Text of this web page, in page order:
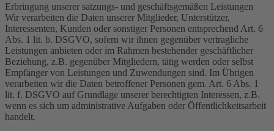
Erbringung unserer satzungs- und geschäftsgemäßen Leistungen
Wir verarbeiten die Daten unserer Mitglieder, Unterstützer,
Interessenten, Kunden oder sonstiger Personen entsprechend Art. 6
Abs. 1 lit. b. DSGVO, sofern wir ihnen gegenüber vertragliche
Leistungen anbieten oder im Rahmen bestehender geschäftlicher
Beziehung, z.B. gegenüber Mitgliedern, tätig werden oder selbst
Empfänger von Leistungen und Zuwendungen sind. Im Übrigen
verarbeiten wir die Daten betroffener Personen gem. Art. 6 Abs. 1
lit. f. DSGVO auf Grundlage unserer berechtigten Interessen, z.B.
wenn es sich um administrative Aufgaben oder Öffentlichkeitsarbeit
handelt.